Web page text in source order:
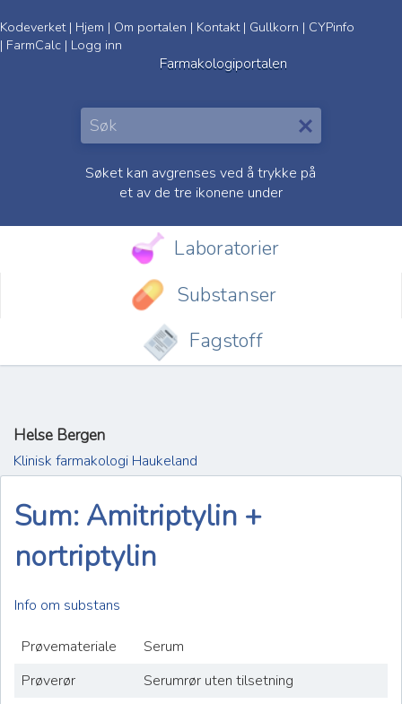
Kodeverket | Hjem | Om portalen | Kontakt | Gullkorn | CYPinfo
| FarmCalc | Logg inn
Farmakologiportalen
Søket kan avgrenses ved å trykke på
et av de tre ikonene under
Laboratorier
Substanser
Fagstoff
Helse Bergen
Klinisk farmakologi Haukeland
Sum: Amitriptylin +
nortriptylin
Info om substans
Prøvemateriale
Serum
Prøverør
Serumrør uten tilsetning